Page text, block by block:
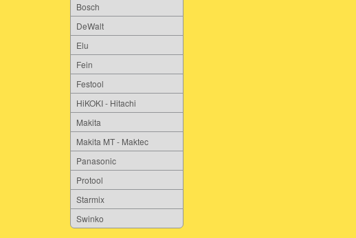
Bosch
DeWalt
Elu
Fein
Festool
HiKOKI - Hitachi
Makita
Makita MT - Maktec
Panasonic
Protool
Starmix
Swinko